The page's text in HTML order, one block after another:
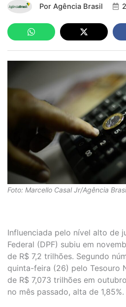
Por Agência Brasil
Foto: Marcello Casal Jr/Agência
Influenciada pelo nível alto de
Federal (DPF) subiu em
de R$ 7,2 trilhões. Segundo
quinta-feira (26) pelo Tesouro
de R$ 7,073 trilhões em
no mês passado, alta de 1,85%.